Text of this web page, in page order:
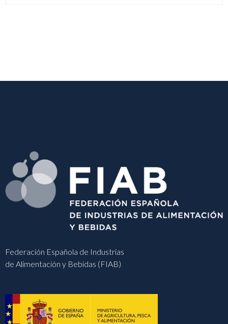
Federación Española de Industrias
de Alimentación y Bebidas (FIAB)